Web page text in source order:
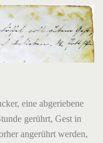
eine abgeriebene
gerührt, Gest in
angerührt werden,